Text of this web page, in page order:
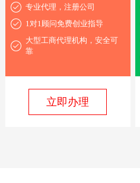
专业代理，注册公司
1对1顾问免费创业指导
大型工商代理机构，安全可
靠
立即办理